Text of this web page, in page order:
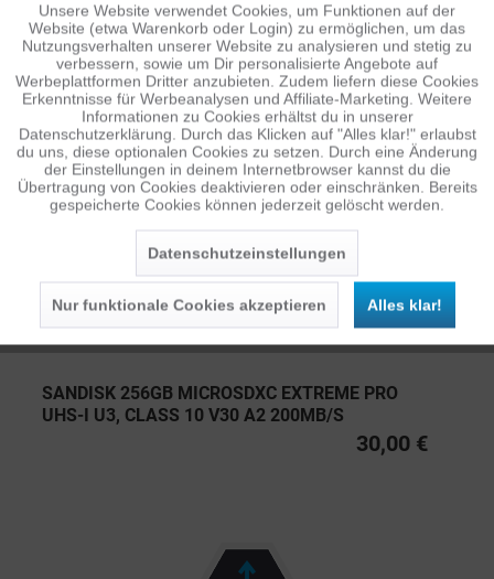
ÄHNLICHE ARTIKEL
Diese Artikel sind dem Produkt ähnlich ...mehr
Persönliche Empfehlungen
SANDISK 256GB MICROSDXC EXTREME PRO
UHS-I U3, CLASS 10 V30 A2 200MB/S
30,00 €
Funktionale Aktiv
Tracking Inaktiv
Personalisierung Inaktiv
Service Inaktiv
Unsere Website verwendet Cookies, um Funktionen auf der
Website (etwa Warenkorb oder Login) zu ermöglichen, um das
Nutzungsverhalten unserer Website zu analysieren und stetig zu
verbessern, sowie um Dir personalisierte Angebote auf
Werbeplattformen Dritter anzubieten. Zudem liefern diese Cookies
Erkenntnisse für Werbeanalysen und Affiliate-Marketing. Weitere
Informationen zu Cookies erhältst du in unserer
Datenschutzerklärung. Durch das Klicken auf "Alles klar!" erlaubst
du uns, diese optionalen Cookies zu setzen. Durch eine Änderung
der Einstellungen in deinem Internetbrowser kannst du die
Übertragung von Cookies deaktivieren oder einschränken. Bereits
gespeicherte Cookies können jederzeit gelöscht werden.
Datenschutzeinstellungen
Nur funktionale Cookies akzeptieren Alles klar!